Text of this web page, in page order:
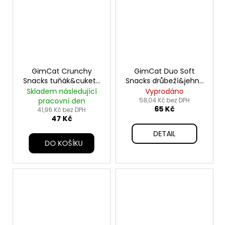
GimCat Crunchy
Snacks tuňák&cuketa
50g
Skladem následující
pracovní den
41,96 Kč bez DPH
47 Kč
DO KOŠÍKU
GimCat Duo Soft
Snacks drůbeží&jehně
50g
Vyprodáno
58,04 Kč bez DPH
65 Kč
DETAIL